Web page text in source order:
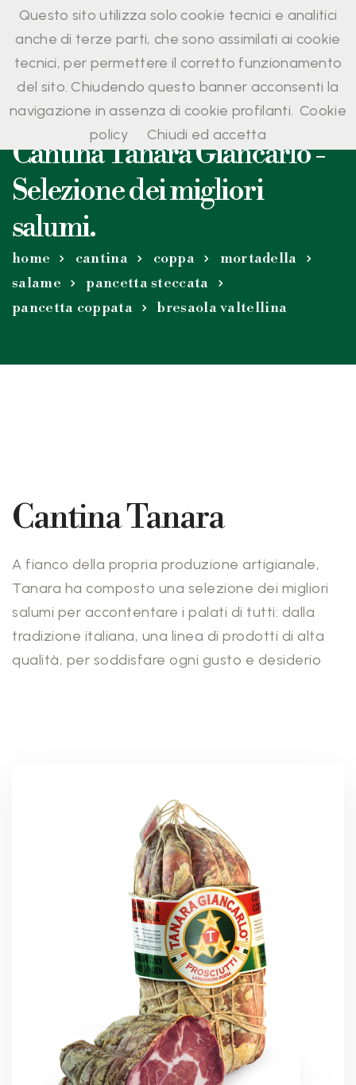
Cantina Tanara Giancarlo -
Selezione dei migliori
salumi.
home cantina coppa
mortadella
salame
pancetta steccata
pancetta coppata
bresaola valtellina
Cantina Tanara
A fianco della propria produzione artigianale,
Tanara ha composto una selezione dei migliori
salumi per accontentare i palati di tutti: dalla
tradizione italiana, una linea di prodotti di alta
qualità, per soddisfare ogni gusto e desiderio
Questo sito utilizza solo cookie tecnici e analitici
anche di terze parti, che sono assimilati ai cookie
tecnici, per permettere il corretto funzionamento
del sito. Chiudendo questo banner acconsenti la
navigazione in assenza di cookie profilanti. Cookie
policy
Chiudi ed accetta